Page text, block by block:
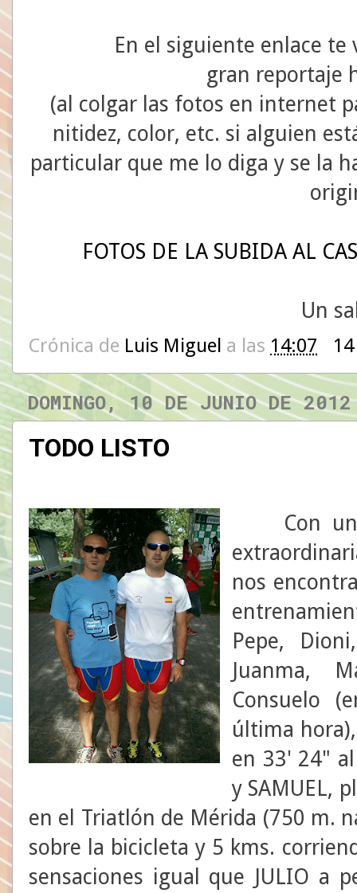
En el siguiente enlace
gran reportaje
(al colgar las fotos en internet
nitidez, color, etc. si alguien
particular que me lo diga y se la
FOTOS DE LA SUBIDA AL
Un
Crónica de Luis Miguel a las 14:07
DOMINGO, 10 DE JUNIO DE 2012
TODO LISTO
Con una
nos
Pepe,
Juanma,
Consuelo
última
en 33' 24"
y SAMUEL,
en el Triatlón de Mérida (750 m.
sobre la bicicleta y 5 kms.
sensaciones igual que JULIO a